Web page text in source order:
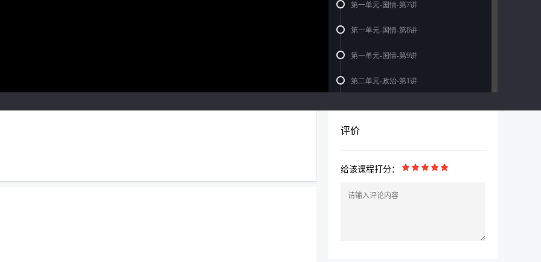
第一单元-国情-第7讲
第一单元-国情-第8讲
第一单元-国情-第9讲
第二单元-政治-第1讲
第二单元-政治-第3讲
评价
给该课程打分：